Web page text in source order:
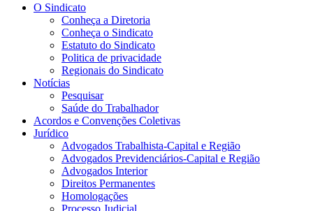
O Sindicato
Conheça a Diretoria
Conheça o Sindicato
Estatuto do Sindicato
Politica de privacidade
Regionais do Sindicato
Notícias
Pesquisar
Saúde do Trabalhador
Acordos e Convenções Coletivas
Jurídico
Advogados Trabalhista-Capital e Região
Advogados Previdenciários-Capital e Região
Advogados Interior
Direitos Permanentes
Homologações
Processo Judicial